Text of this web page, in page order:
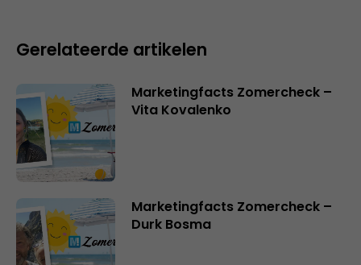
Gerelateerde artikelen
Marketingfacts Zomercheck –
Vita Kovalenko
Marketingfacts Zomercheck –
Durk Bosma